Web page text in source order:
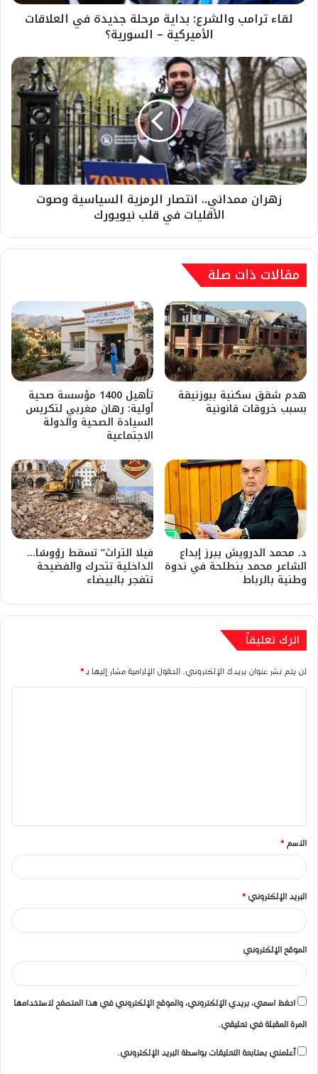
لقاء ترامب والشرع: بداية مرحلة جديدة في العلاقات
الأميركية – السورية؟
زهران ممداني.. انتصار الرمزية السياسية وصوت
الأقليات في قلب نيويورك
مقالات ذات صلة
هدم شقق سكنية ببوزنيقة
بسبب خروقات قانونية
تأهيل 1400 مؤسسة صحية
أولية: رهان مغربي لتكريس
السيادة الصحية والدولة
الاجتماعية
د. محمد الدرويش يبرز إبداع
الشاعر محمد بنطلحة في ندوة
وطنية بالرباط
فيلا التراث” تسقط رؤوسًا…
الداخلية تتحرك والفضيحة
تتفجر بالبيضاء
اترك تعليقاً
لن يتم نشر عنوان بريدك الإلكتروني. الحقول الإلزامية مشار إليها بـ*
ق
*
الاسم *
البريد الإلكتروني *
الموقع الإلكتروني
احفظ اسمي، بريدي الإلكتروني، والموقع الإلكتروني في هذا المتصفح لاستخدامها
المرة المقبلة في تعليقي.
أعلمني بمتابعة التعليقات بواسطة البريد الإلكتروني.